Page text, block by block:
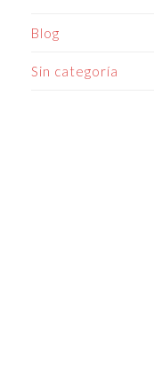
Blog
Sin categoría